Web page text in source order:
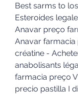
Best sarms to
Esteroides
Anavar preço
Anavar
créatine -
anabolisants
farmacia preço
precio pastilla I